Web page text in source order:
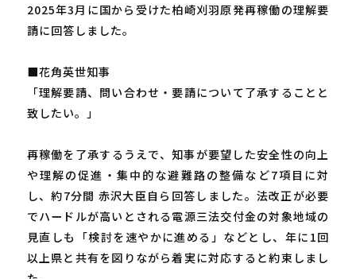
2025年3月に国から受けた柏崎刈羽原発再稼働の理解要
請に回答しました。
■花角英世知事
「理解要請、問い合わせ・要請について了承することと
致したい。」
再稼働を了承するうえで、知事が要望した安全性の向上
や理解の促進・集中的な避難路の整備など7項目に対
し、約7分間 赤沢大臣自ら回答しました。法改正が必要
でハードルが高いとされる電源三法交付金の対象地域の
見直しも「検討を速やかに進める」などとし、年に1回
以上県と共有を図りながら着実に対応すると約束しまし